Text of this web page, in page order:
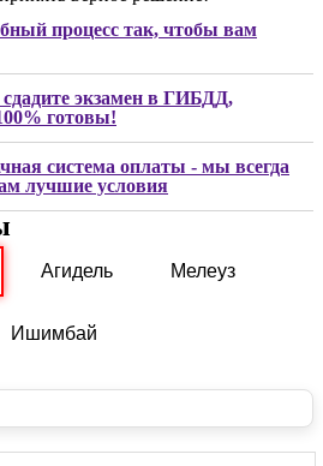
процесс так, чтобы вам
сдадите экзамен в ГИБДД,
готовы!
система оплаты - мы всегда
лучшие условия
Агидель Мелеуз
Ишимбай